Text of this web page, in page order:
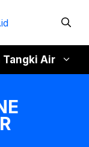
Tangki Air